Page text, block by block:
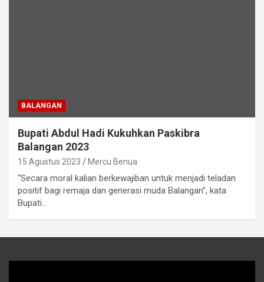
BALANGAN
Bupati Abdul Hadi Kukuhkan Paskibra
Balangan 2023
15 Agustus 2023 Mercu Benua
“Secara moral kalian berkewajiban untuk menjadi teladan
positif bagi remaja dan generasi muda Balangan”, kata
Bupati…